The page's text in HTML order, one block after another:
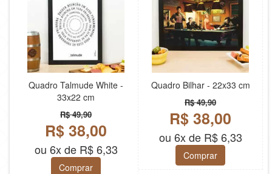
Quadro Talmude White -
33x22 cm
R$ 49,90
R$ 38,00
ou 6x de R$ 6,33
Comprar
Quadro Bilhar - 22x33 cm
R$ 49,90
R$ 38,00
ou 6x de R$ 6,33
Comprar